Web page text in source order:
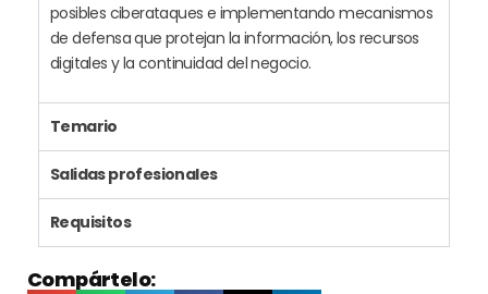
posibles ciberataques e implementando mecanismos
de defensa que protejan la información, los recursos
digitales y la continuidad del negocio.
Temario
Salidas profesionales
Requisitos
Compártelo: